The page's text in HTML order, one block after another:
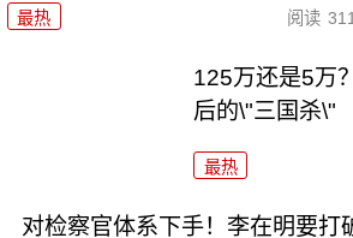
最热 阅读
125万还是5万
后的\"三国杀\"
最热
对检察官体系下手！李在明要打